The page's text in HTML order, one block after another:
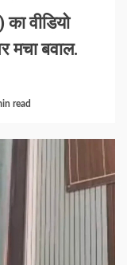
वीडियो
मचा बवाल.
read